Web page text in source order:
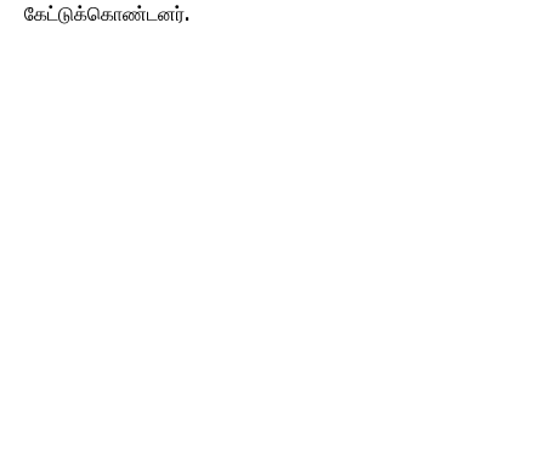
கேட்டுக்கொண்டனர்.